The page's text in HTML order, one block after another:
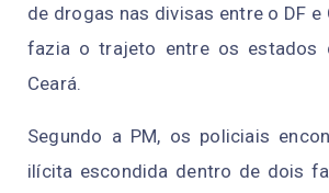
de drogas nas divisas entre o DF e
fazia o trajeto entre os estados
Ceará.
Segundo a PM, os policiais
ilícita escondida dentro de dois